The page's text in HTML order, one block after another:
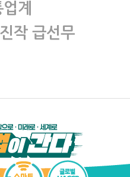
계
작 급선무